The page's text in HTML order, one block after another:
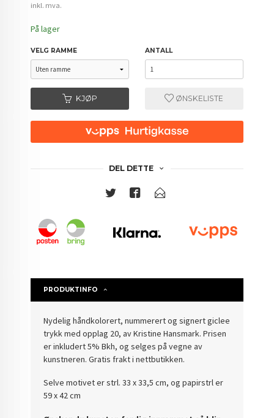
inkl. mva.
På lager
VELG RAMME ANTALL
KJØP ØNSKELISTE
DEL DETTE
PRODUKTINFO
Nydelig håndkolorert, nummerert og signert giclee
trykk med opplag 20, av Kristine Hansmark. Prisen
er inkludert 5% Bkh, og selges på vegne av
kunstneren.Gratis frakt i nettbutikken.
Selve motivet er strl. 33 x 33,5 cm, og papirstrl er
59 x 42 cm